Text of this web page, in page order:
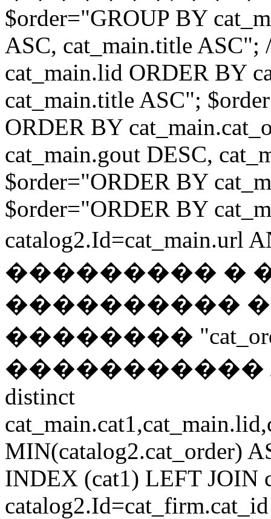
$order="GROUP BY
ASC, cat_main.title ASC";
cat_main.lid ORDER BY
cat_main.title ASC";
ORDER BY
cat_main.gout DESC,
$order="ORDER BY
$order="ORDER BY
��������� �
����������
��������
����������� // if
distinct
MIN(catalog2.cat_order)
INDEX (cat1) LEFT JOIN